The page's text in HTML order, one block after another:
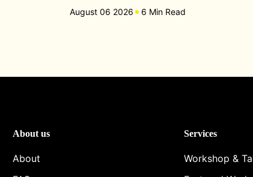
August 06 2026 6 Min Read
About us
About
Services
Workshop &